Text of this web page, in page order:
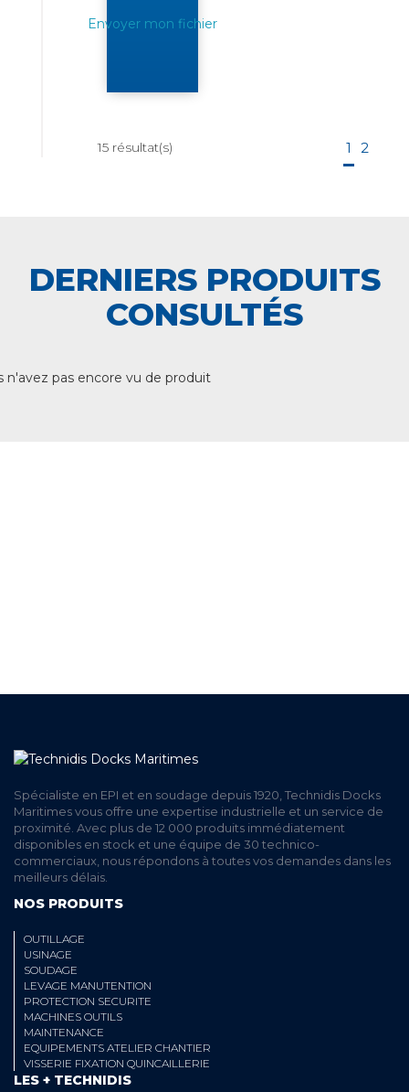
Envoyer mon fichier
15 résultat(s) 1 2
DERNIERS PRODUITS
CONSULTÉS
n'avez pas encore vu de produit
Spécialiste en EPI et en soudage depuis 1920, Technidis Docks
Maritimes vous offre une expertise industrielle et un service de
proximité. Avec plus de 12 000 produits immédiatement
disponibles en stock et une équipe de 30 technico-
commerciaux, nous répondons à toutes vos demandes dans les
meilleurs délais.
NOS PRODUITS
OUTILLAGE
USINAGE
SOUDAGE
LEVAGE MANUTENTION
PROTECTION SECURITE
MACHINES OUTILS
MAINTENANCE
EQUIPEMENTS ATELIER CHANTIER
VISSERIE FIXATION QUINCAILLERIE
LES + TECHNIDIS